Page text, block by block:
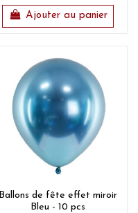
Ajouter au panier
Ballons de fête effet miroir
Bleu - 10 pcs